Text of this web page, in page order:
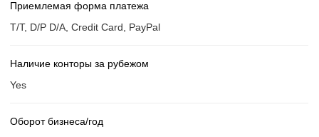
Приемлемая форма платежа
T/T, D/P D/A, Credit Card, PayPal
Наличие конторы за рубежом
Yes
Оборот бизнеса/год